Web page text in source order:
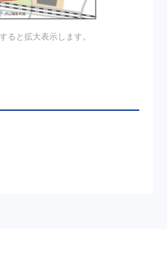
ると拡大表示します。